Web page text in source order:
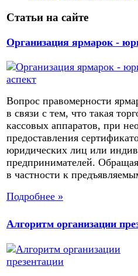
Статьи на сайте
Организация ярмарок -
Вопрос правомерности
в связи с тем, что такая
кассовых аппаратов, при
предоставления
юридических лиц или
предпринимателей.
в частности к
Подробнее »
Алгоритм организации